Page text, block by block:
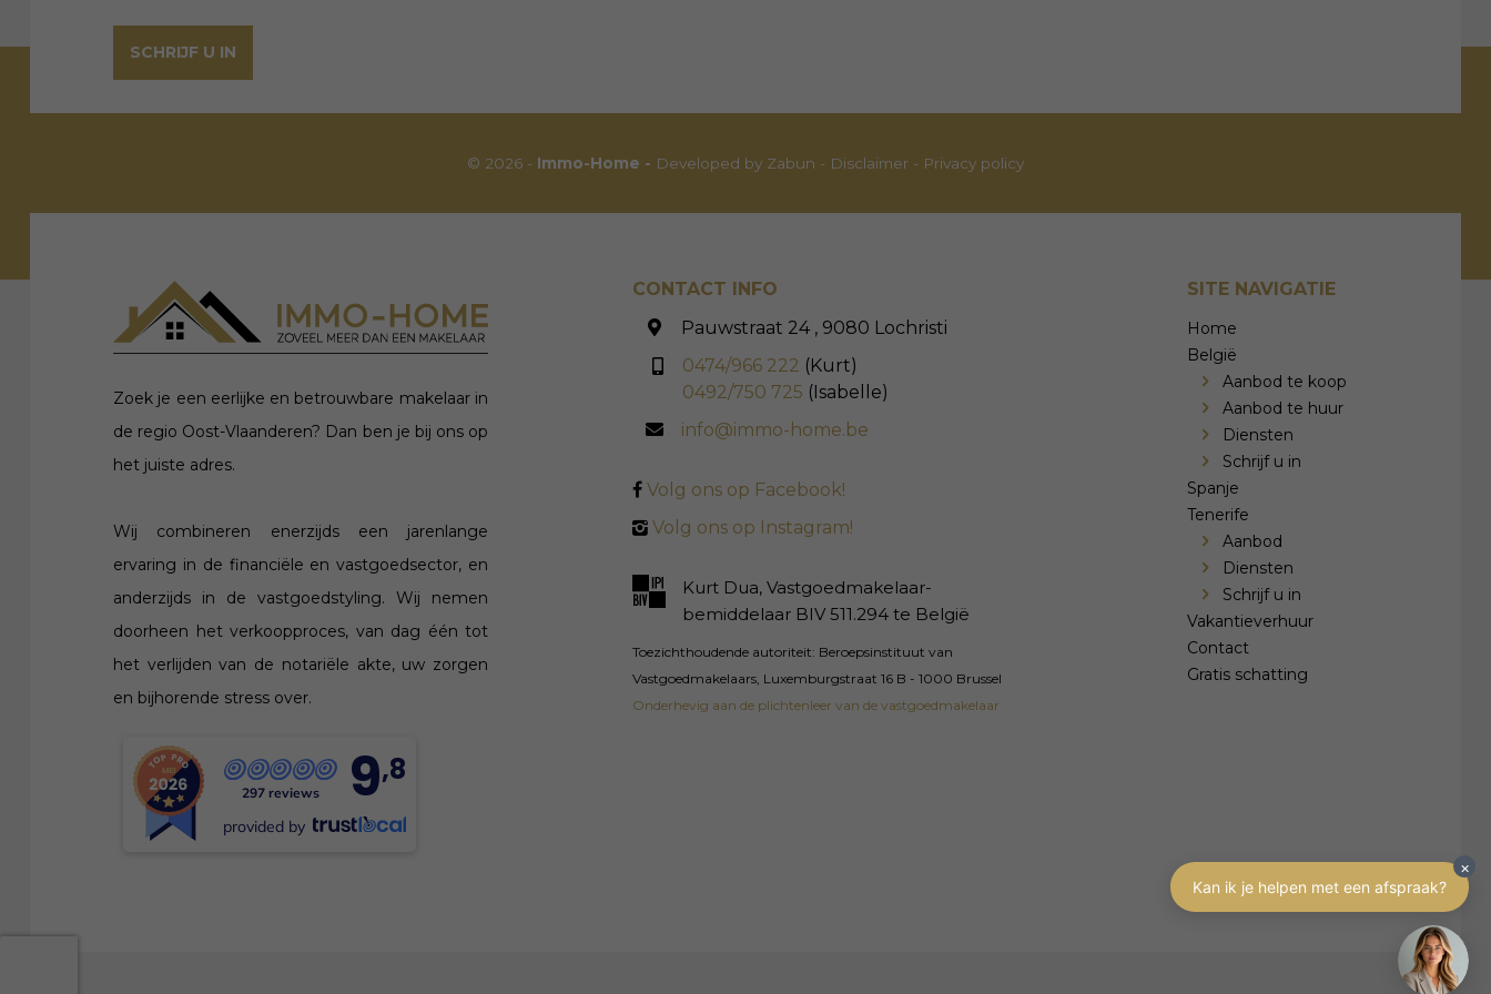
SCHRIJF U IN
© 2026 - Immo-Home - Developed by Zabun - Disclaimer - Privacy policy
Zoek je een eerlijke en betrouwbare makelaar in
de regio Oost-Vlaanderen? Dan ben je bij ons op
het juiste adres.
Wij combineren enerzijds een jarenlange
ervaring in de financiële en vastgoedsector, en
anderzijds in de vastgoedstyling. Wij nemen
doorheen het verkoopproces, van dag één tot
het verlijden van de notariële akte, uw zorgen
en bijhorende stress over.
297 reviews 9,8
provided by
CONTACT INFO
Pauwstraat 24 , 9080 Lochristi
0474/966 222 (Kurt)
0492/750 725 (Isabelle)
info@immo-home.be
Volg ons op Facebook!
Volg ons op Instagram!
Kurt Dua, Vastgoedmakelaar-
bemiddelaar BIV 511.294 te België
Toezichthoudende autoriteit: Beroepsinstituut van
Vastgoedmakelaars, Luxemburgstraat 16 B - 1000 Brussel
Onderhevig aan de plichtenleer van de vastgoedmakelaar
SITE NAVIGATIE
Home
België
Aanbod te koop
Aanbod te huur
Diensten
Schrijf u in
Spanje
Tenerife
Aanbod
Diensten
Schrijf u in
Vakantieverhuur
Contact
Gratis schatting